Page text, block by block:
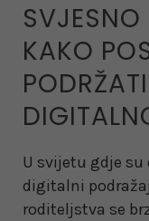
KAKO
U svijetu gdje
digitalni
roditeljstva se